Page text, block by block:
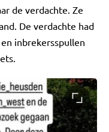
de verdachte. Ze
De verdachte had
inbrekersspullen